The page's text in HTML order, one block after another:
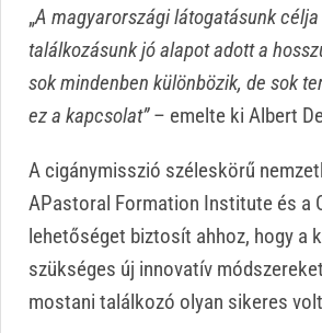
„A magyarországi látogatásunk
találkozásunk jó alapot adott a
sok mindenben különbözik, de sok
ez a kapcsolat”– emelte ki Albert
A cigánymisszió széleskörű
APastoral Formation Institute és a
lehetőséget biztosít ahhoz, hogy a
szükséges új innovatív
mostani találkozó olyan sikeres